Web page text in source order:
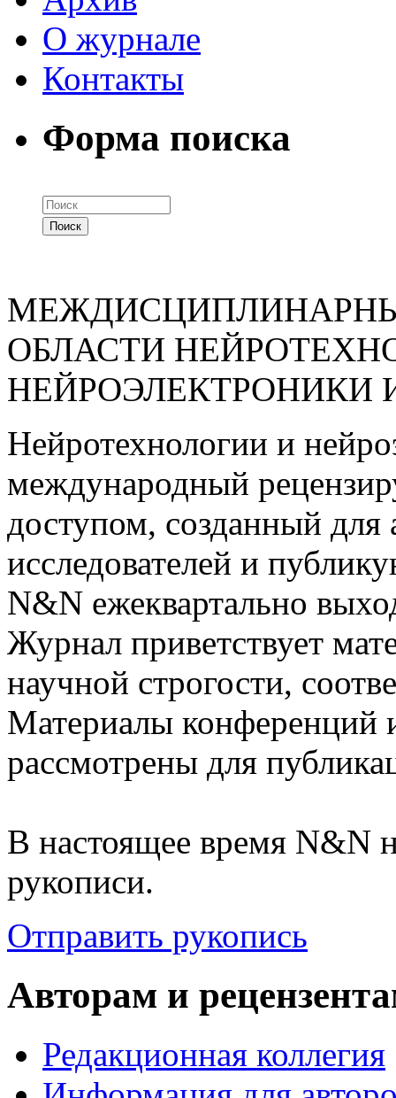
О журнале
Контакты
Форма поиска
ОБЛАСТИ
Нейротехнологии и
международный
доступом, созданный
исследователей и
N&N ежеквартально
Журнал приветствует
научной строгости,
Материалы конференций
рассмотрены для
В настоящее время N&N
рукописи.
Отправить рукопись
Авторам и
Редакционная коллегия